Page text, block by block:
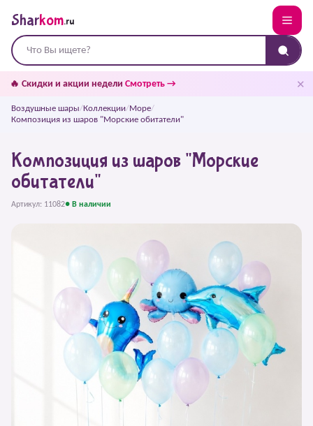
Sharkom.ru
🔥 Скидки и акции недели Смотреть → ✕
Воздушные шары/Коллекции/Море/
Композиция из шаров "Морские обитатели"
Композиция из шаров "Морские
обитатели"
Артикул: 11082● В наличии